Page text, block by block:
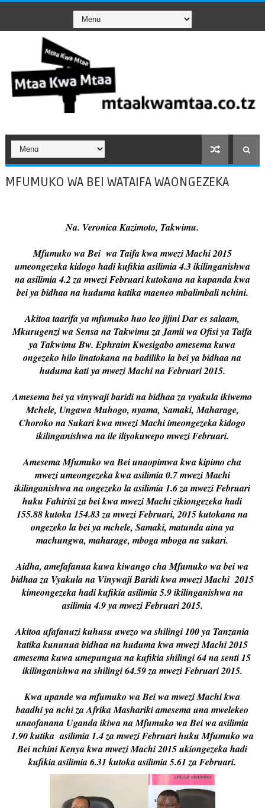
MFUMUKO WA BEI WATAIFA WAONGEZEKA
Na. Veronica Kazimoto, Takwimu.
Mfumuko wa Bei wa Taifa kwa mwezi Machi 2015
umeongezeka kidogo hadi kufikia asilimia 4.3 ikilinganishwa
na asilimia 4.2 za mwezi Februari kutokana na kupanda kwa
bei ya bidhaa na huduma katika maeneo mbalimbali nchini.
Akitoa taarifa ya mfumuko huo leo jijini Dar es salaam,
Mkurugenzi wa Sensa na Takwimu za Jamii wa Ofisi ya Taifa
ya Takwimu Bw. Ephraim Kwesigabo amesema kuwa
ongezeko hilo linatokana na badiliko la bei ya bidhaa na
huduma kati ya mwezi Machi na Februari 2015.
Amesema bei ya vinywaji baridi na bidhaa za vyakula ikiwemo
Mchele, Ungawa Muhogo, nyama, Samaki, Maharage,
Choroko na Sukari kwa mwezi Machi imeongezeka kidogo
ikilinganishwa na ile iliyokuwepo mwezi Februari.
Amesema Mfumuko wa Bei unaopimwa kwa kipimo cha
mwezi umeongezeka kwa asilimia 0.7 mwezi Machi
ikilinganishwa na ongezeko la asilimia 1.6 za mwezi Februari
huku Fahirisi za bei kwa mwezi Machi zikiongezeka hadi
155.88 kutoka 154.83 za mwezi Februari, 2015 kutokana na
ongezeko la bei ya mchele, Samaki, matunda aina ya
machungwa, maharage, mboga mboga na sukari.
Aidha, amefafanua kuwa kiwango cha Mfumuko wa bei wa
bidhaa za Vyakula na Vinywaji Baridi kwa mwezi Machi 2015
kimeongezeka hadi kufikia asilimia 5.9 ikilinganishwa na
asilimia 4.9 ya mwezi Februari 2015.
Akitoa ufafanuzi kuhusu uwezo wa shilingi 100 ya Tanzania
katika kununua bidhaa na huduma kwa mwezi Machi 2015
amesema kuwa umepungua na kufikia shilingi 64 na senti 15
ikilinganishwa na shilingi 64.59 za mwezi Februari 2015.
Kwa upande wa mfumuko wa Bei wa mwezi Machi kwa
baadhi ya nchi za Afrika Mashariki amesema una mwelekeo
unaofanana Uganda ikiwa na Mfumuko wa Bei wa asilimia
1.90 kutika asilimia 1.4 za mwezi Februari huku Mfumuko wa
Bei nchini Kenya kwa mwezi Machi 2015 ukiongezeka hadi
kufikia asilimia 6.31 kutoka asilimia 5.61 za Februari.